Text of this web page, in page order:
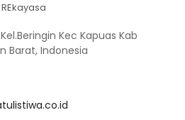
Kec Kapuas Kab
Barat, Indonesia